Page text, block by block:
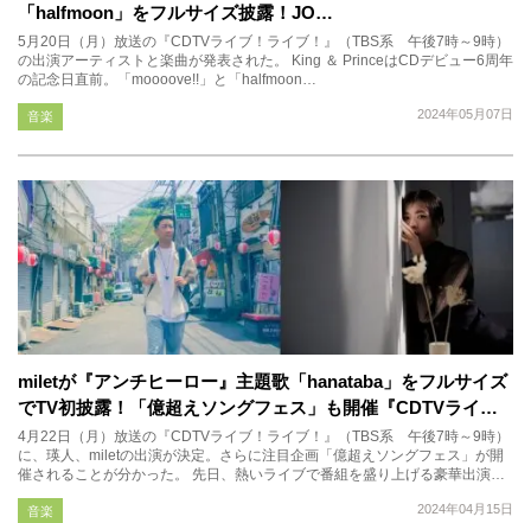
「halfmoon」をフルサイズ披露！JO…
5月20日（月）放送の『CDTVライブ！ライブ！』（TBS系 午後7時～9時）
の出演アーティストと楽曲が発表された。 King ＆ PrinceはCDデビュー6周年
の記念日直前。「moooove!!」と「halfmoon…
2024年05月07日
音楽
miletが『アンチヒーロー』主題歌「hanataba」をフルサイズ
でTV初披露！「億超えソングフェス」も開催『CDTVライ…
4月22日（月）放送の『CDTVライブ！ライブ！』（TBS系 午後7時～9時）
に、瑛人、miletの出演が決定。さらに注目企画「億超えソングフェス」が開
催されることが分かった。 先日、熱いライブで番組を盛り上げる豪華出演…
2024年04月15日
音楽